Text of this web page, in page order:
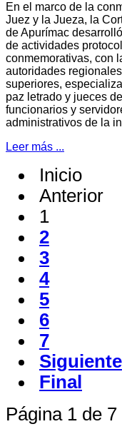
En el marco de la
Juez y la Jueza, la
de Apurímac
de actividades
conmemorativas, con
autoridades
superiores,
paz letrado y jueces
funcionarios y
administrativos de la
Leer más ...
Inicio
Anterior
1
2
3
4
5
6
7
Siguiente
Final
Página 1 de 7